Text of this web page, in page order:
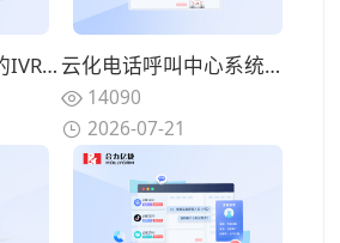
电话呼叫中心系统的IVR设计有哪些技巧？告别迷宫式菜单的用户友好设计 云化电话呼叫中心系统有哪些优势？告别硬件束缚的灵活部署模式
14090
2026-07-21